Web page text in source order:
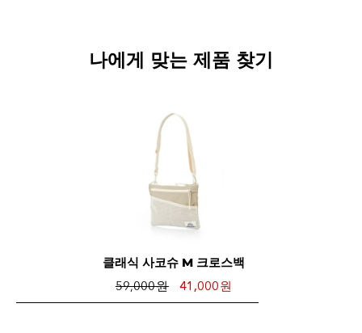
나에게 맞는 제품 찾기
클래식 사코슈 M 크로스백
59,000 원 41,000 원